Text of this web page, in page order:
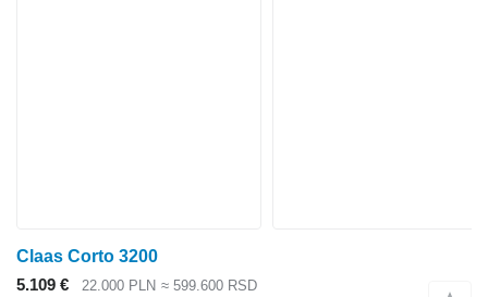
Claas Corto 3200
5.109 €
22.000 PLN ≈ 599.600 RSD